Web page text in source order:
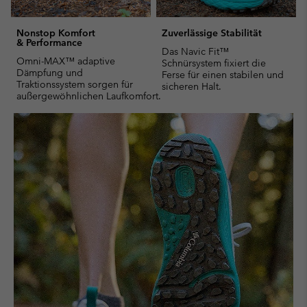
Nonstop Komfort
& Performance
Omni-MAX™ adaptive
Dämpfung und
Traktionssystem sorgen für
außergewöhnlichen Laufkomfort.
Zuverlässige Stabilität
Das Navic Fit™
Schnürsystem fixiert die
Ferse für einen stabilen und
sicheren Halt.